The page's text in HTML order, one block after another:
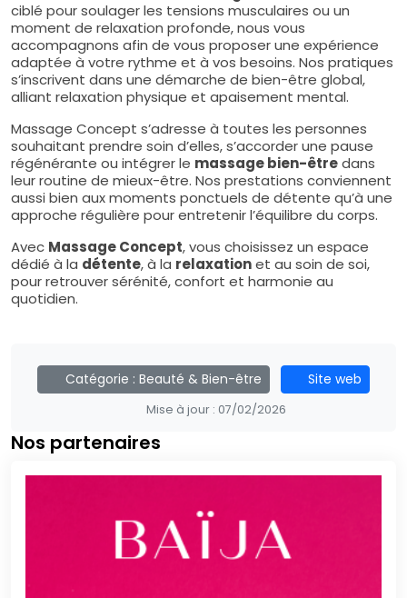
ciblé pour soulager les tensions musculaires ou un
moment de relaxation profonde, nous vous
accompagnons afin de vous proposer une expérience
adaptée à votre rythme et à vos besoins. Nos pratiques
s’inscrivent dans une démarche de bien-être global,
alliant relaxation physique et apaisement mental.
Massage Concept s’adresse à toutes les personnes
souhaitant prendre soin d’elles, s’accorder une pause
régénérante ou intégrer le massage bien-êtredans
leur routine de mieux-être. Nos prestations conviennent
aussi bien aux moments ponctuels de détente qu’à une
approche régulière pour entretenir l’équilibre du corps.
Avec Massage Concept, vous choisissez un espace
dédié à la détente, à la relaxationet au soin de soi,
pour retrouver sérénité, confort et harmonie au
quotidien.
Catégorie : Beauté & Bien-être Site web
Mise à jour : 07/02/2026
Nos partenaires